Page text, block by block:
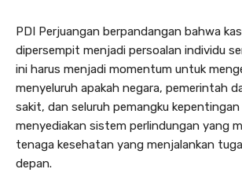
PDI Perjuangan berpandangan bahwa
dipersempit menjadi persoalan individu
ini harus menjadi momentum untuk
menyeluruh apakah negara, pemerintah
sakit, dan seluruh pemangku
menyediakan sistem perlindungan yang
tenaga kesehatan yang menjalankan
depan.